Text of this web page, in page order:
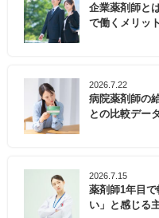
企業薬剤師と
で働くメリッ
2026.7.22
病院薬剤師の
との比較デー
2026.7.15
薬剤師1年目
い」と感じる